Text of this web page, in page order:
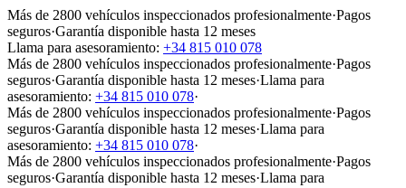
Más de 2800 vehículos inspeccionados profesionalmente·Pagos
seguros·Garantía disponible hasta 12 meses
Llama para asesoramiento: +34 815 010 078
Más de 2800 vehículos inspeccionados profesionalmente·Pagos
seguros·Garantía disponible hasta 12 meses·Llama para
asesoramiento: +34 815 010 078·
Más de 2800 vehículos inspeccionados profesionalmente·Pagos
seguros·Garantía disponible hasta 12 meses·Llama para
asesoramiento: +34 815 010 078·
Más de 2800 vehículos inspeccionados profesionalmente·Pagos
seguros·Garantía disponible hasta 12 meses·Llama para